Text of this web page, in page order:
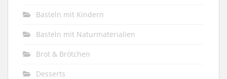
Basteln mit Kindern
Basteln mit Naturmaterialien
Brot & Brötchen
Desserts